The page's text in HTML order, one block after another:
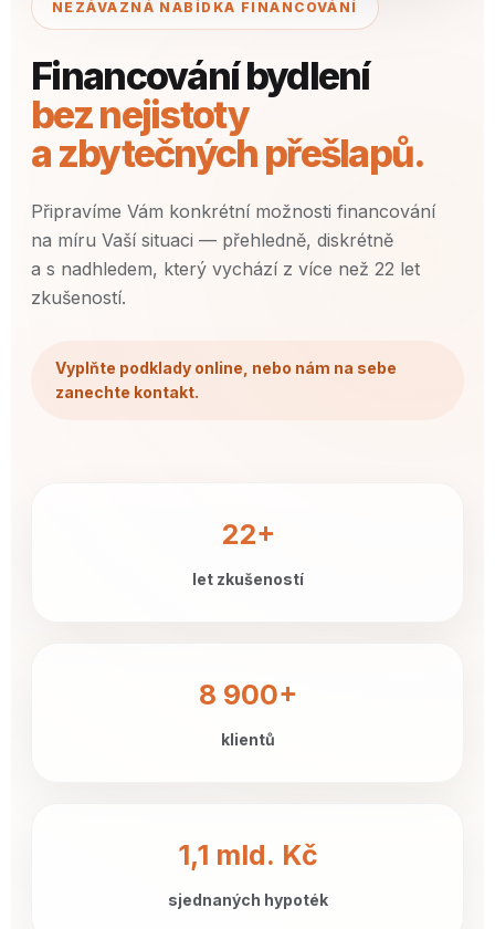
NEZÁVAZNÁ NABÍDKA FINANCOVÁNÍ
Financování bydlení
bez nejistoty
a zbytečných přešlapů.
Připravíme Vám konkrétní možnosti financování
na míru Vaší situaci — přehledně, diskrétně
a s nadhledem, který vychází z více než 22 let
zkušeností.
Vyplňte podklady online, nebo nám na sebe
zanechte kontakt.
22+
let zkušeností
8 900+
klientů
1,1 mld. Kč
sjednaných hypoték